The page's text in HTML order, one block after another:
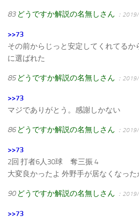
83 どうですか解説の名無しさん ：
>>73
その前からじっと安定してくれてるか
に選ばれた
85 どうですか解説の名無しさん ：
>>73
マジでありがとう。感謝しかない
86 どうですか解説の名無しさん ：
>>73
2回 打者6人30球 奪三振 4
大変良かったよ 外野手が居なくなっ
90 どうですか解説の名無しさん ：
>>73